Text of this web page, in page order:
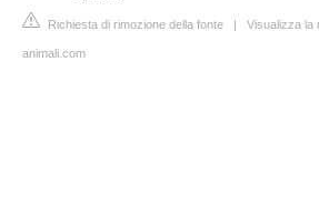
Richiesta di rimozione della fonte | Visualizza la
animali.com